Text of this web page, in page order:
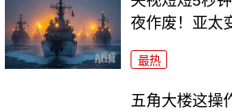
夜作废！亚太
最热
五角大楼这操